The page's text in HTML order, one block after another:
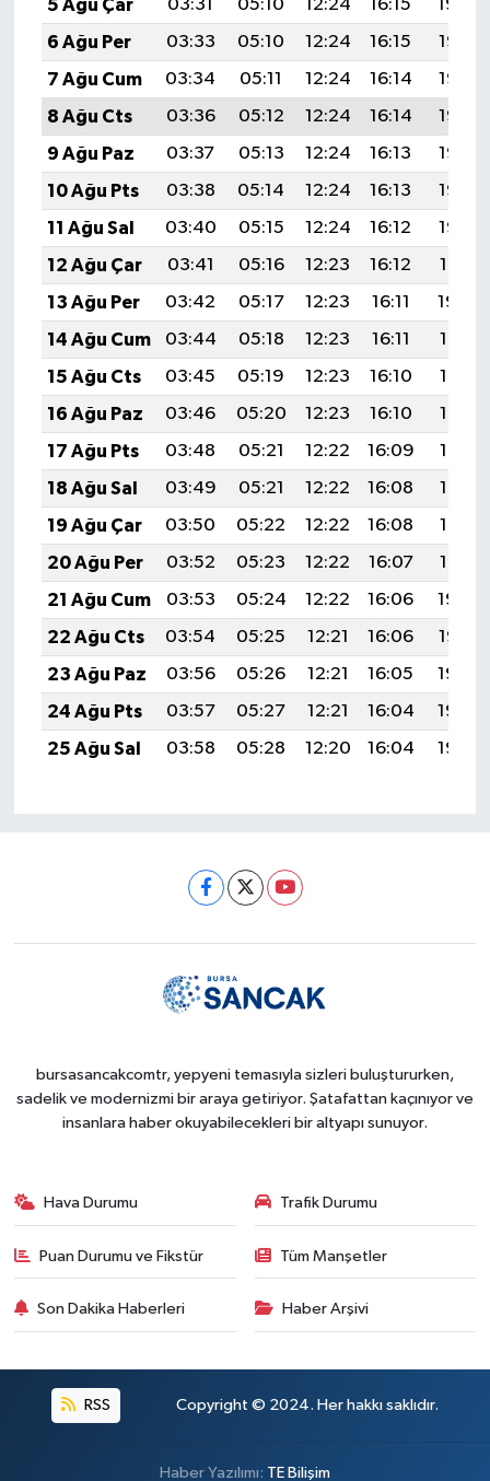
5 Ağu Çar
03:31 05:10 12:24 16:15
19:29
6 Ağu Per
03:33 05:10 12:24 16:15
19:28
7 Ağu Cum
03:34 05:11 12:24 16:14
19:27
8 Ağu Cts
03:36 05:12 12:24 16:14
19:26
9 Ağu Paz
03:37 05:13 12:24 16:13
19:25
10 Ağu Pts
03:38 05:14 12:24 16:13
19:23
11 Ağu Sal
03:40 05:15 12:24 16:12
19:22
12 Ağu Çar
03:41 05:16 12:23 16:12
19:21
13 Ağu Per
03:42 05:17 12:23 16:11
19:20
14 Ağu Cum
03:44 05:18 12:23 16:11
19:18
15 Ağu Cts
03:45 05:19 12:23 16:10
19:17
16 Ağu Paz
03:46 05:20 12:23 16:10
19:16
17 Ağu Pts
03:48 05:21 12:22 16:09
19:14
18 Ağu Sal
03:49 05:21 12:22 16:08
19:13
19 Ağu Çar
03:50 05:22 12:22 16:08
19:12
20 Ağu Per
03:52 05:23 12:22 16:07
19:10
21 Ağu Cum
03:53 05:24 12:22 16:06
19:09
22 Ağu Cts
03:54 05:25 12:21 16:06
19:07
23 Ağu Paz
03:56 05:26 12:21 16:05
19:06
24 Ağu Pts
03:57 05:27 12:21 16:04
19:04
25 Ağu Sal
03:58 05:28 12:20 16:04 19:03
bursasancakcomtr, yepyeni temasıyla sizleri buluştururken,
sadelik ve modernizmi bir araya getiriyor. Şatafattan kaçınıyor ve
insanlara haber okuyabilecekleri bir altyapı sunuyor.
Hava Durumu Trafik Durumu
Puan Durumu ve Fikstür Tüm Manşetler
Son Dakika Haberleri Haber Arşivi
RSS Copyright © 2024. Her hakkı saklıdır.
Haber Yazılımı: TE Bilişim